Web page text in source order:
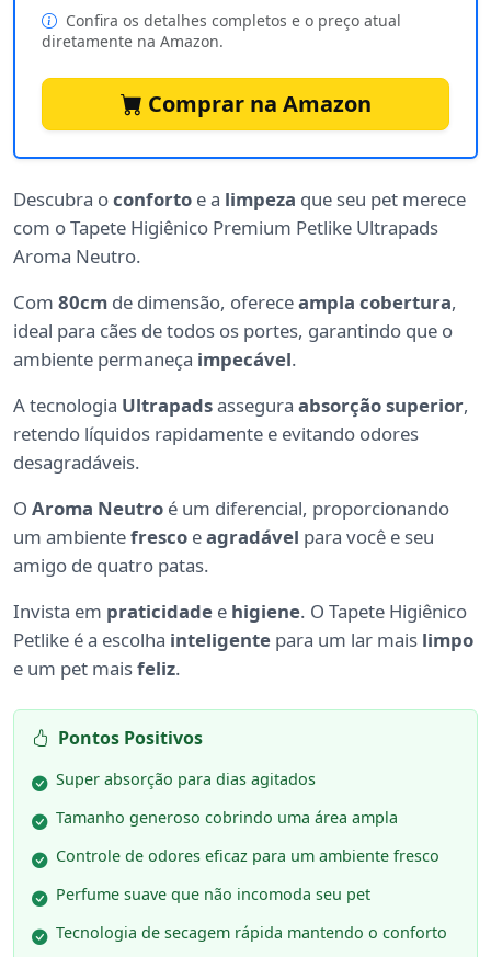
Confira os detalhes completos e o preço atual
diretamente na Amazon.
Comprar na Amazon
Descubra oconforto e a limpeza que seu pet merece
com o Tapete Higiênico Premium Petlike Ultrapads
Aroma Neutro.
Com 80cm de dimensão, ofereceampla cobertura,
ideal para cães de todos os portes, garantindo que o
ambiente permaneça impecável.
A tecnologia Ultrapadsassegura absorção superior,
retendo líquidos rapidamente e evitando odores
desagradáveis.
O Aroma Neutro é um diferencial, proporcionando
um ambientefresco eagradável para você e seu
amigo de quatro patas.
Invista em praticidade e higiene. O Tapete Higiênico
Petlike é a escolha inteligente para um lar mais limpo
e um pet maisfeliz.
Pontos Positivos
Super absorção para dias agitados
Tamanho generoso cobrindo uma área ampla
Controle de odores eficaz para um ambiente fresco
Perfume suave que não incomoda seu pet
Tecnologia de secagem rápida mantendo o conforto